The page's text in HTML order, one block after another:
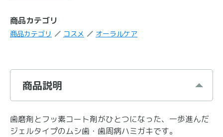
商品カテゴリ
商品カテゴリ コスメ オーラルケア
商品説明
歯磨剤とフッ素コート剤がひとつになった、一歩進んだ
ジェルタイプのムシ歯・歯周病ハミガキです。